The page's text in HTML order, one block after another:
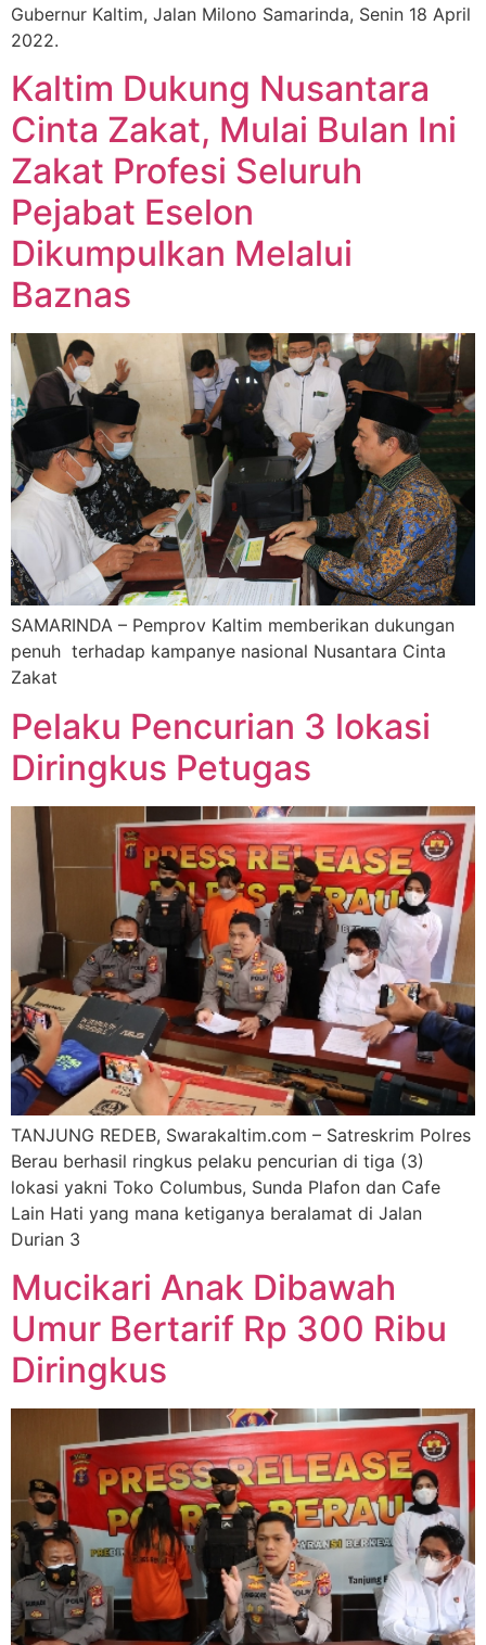
Gubernur Kaltim, Jalan Milono Samarinda, Senin 18 April
2022.
Kaltim Dukung Nusantara
Cinta Zakat, Mulai Bulan Ini
Zakat Profesi Seluruh
Pejabat Eselon
Dikumpulkan Melalui
Baznas
SAMARINDA – Pemprov Kaltim memberikan dukungan
penuh terhadap kampanye nasional Nusantara Cinta
Zakat
Pelaku Pencurian 3 lokasi
Diringkus Petugas
TANJUNG REDEB, Swarakaltim.com – Satreskrim Polres
Berau berhasil ringkus pelaku pencurian di tiga (3)
lokasi yakni Toko Columbus, Sunda Plafon dan Cafe
Lain Hati yang mana ketiganya beralamat di Jalan
Durian 3
Mucikari Anak Dibawah
Umur Bertarif Rp 300 Ribu
Diringkus